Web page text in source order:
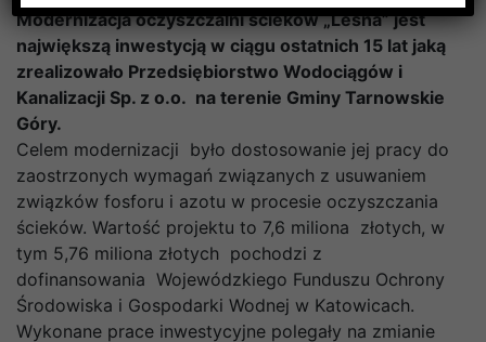
Modernizacja oczyszczalni ścieków „Leśna” jest
największą inwestycją w ciągu ostatnich 15 lat jaką
zrealizowało Przedsiębiorstwo Wodociągów i
Kanalizacji Sp. z o.o. na terenie Gminy Tarnowskie
Góry.
Celem modernizacji było dostosowanie jej pracy do
zaostrzonych wymagań związanych z usuwaniem
związków fosforu i azotu w procesie oczyszczania
ścieków. Wartość projektu to 7,6 miliona złotych, w
tym 5,76 miliona złotych pochodzi z
dofinansowania Wojewódzkiego Funduszu Ochrony
Środowiska i Gospodarki Wodnej w Katowicach.
Wykonane prace inwestycyjne polegały na zmianie